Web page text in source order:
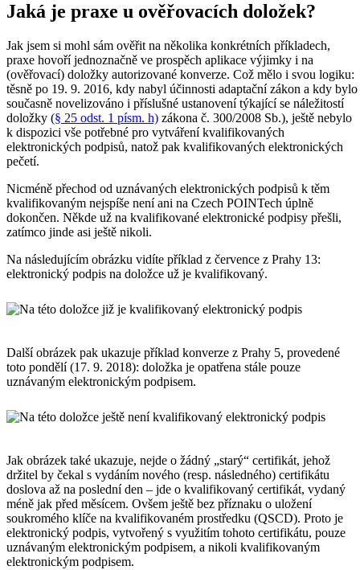
Jaká je praxe u ověřovacích doložek?
Jak jsem si mohl sám ověřit na několika konkrétních příkladech,
praxe hovoří jednoznačně ve prospěch aplikace výjimky i na
(ověřovací) doložky autorizované konverze. Což mělo i svou logiku:
těsně po 19. 9. 2016, kdy nabyl účinnosti adaptační zákon a kdy bylo
současně novelizováno i příslušné ustanovení týkající se náležitostí
doložky (§ 25 odst. 1 písm. h) zákona č. 300/2008 Sb.), ještě nebylo
k dispozici vše potřebné pro vytváření kvalifikovaných
elektronických podpisů, natož pak kvalifikovaných elektronických
pečetí.
Nicméně přechod od uznávaných elektronických podpisů k těm
kvalifikovaným nejspíše není ani na Czech POINTech úplně
dokončen. Někde už na kvalifikované elektronické podpisy přešli,
zatímco jinde asi ještě nikoli.
Na následujícím obrázku vidíte příklad z července z Prahy 13:
elektronický podpis na doložce už je kvalifikovaný.
Další obrázek pak ukazuje příklad konverze z Prahy 5, provedené
toto pondělí (17. 9. 2018): doložka je opatřena stále pouze
uznávaným elektronickým podpisem.
Jak obrázek také ukazuje, nejde o žádný „starý“ certifikát, jehož
držitel by čekal s vydáním nového (resp. následného) certifikátu
doslova až na poslední den – jde o kvalifikovaný certifikát, vydaný
méně jak před měsícem. Ovšem ještě bez příznaku o uložení
soukromého klíče na kvalifikovaném prostředku (QSCD). Proto je
elektronický podpis, vytvořený s využitím tohoto certifikátu, pouze
uznávaným elektronickým podpisem, a nikoli kvalifikovaným
elektronickým podpisem.